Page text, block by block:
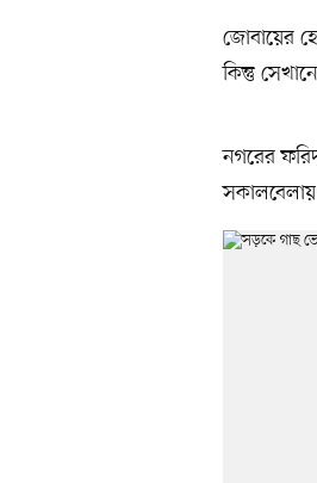
জোবায়ের
কিন্তু
নগরের